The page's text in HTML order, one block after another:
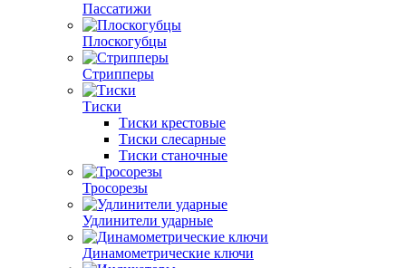
Пассатижи
Плоскогубцы
Стрипперы
Тиски
Тиски крестовые
Тиски слесарные
Тиски станочные
Тросорезы
Удлинители ударные
Динамометрические ключи